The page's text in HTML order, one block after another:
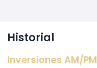
Historial
Inversiones AM/PM